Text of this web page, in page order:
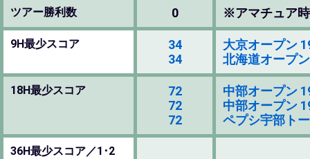
ツアー勝利数 0 ※アマチュア
9H最少スコア
34
34
大京オープン
北海道オープ
18H最少スコア
72
72
72
中部オープン
中部オープン
ペプシ宇部ト
36H最少スコア／1･2